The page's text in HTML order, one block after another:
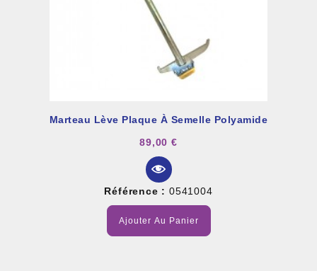
Marteau Lève Plaque À Semelle Polyamide
89,00 €
Référence : 0541004
Ajouter Au Panier